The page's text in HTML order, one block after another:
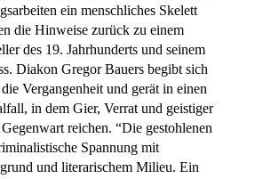
ein menschliches Skelett
die Hinweise zurück zu einem
des 19. Jahrhunderts und seinem
Diakon Gregor Bauers begibt sich
Vergangenheit und gerät in einen
in dem Gier, Verrat und geistiger
reichen. “Die gestohlenen
Spannung mit
und literarischem Milieu. Ein